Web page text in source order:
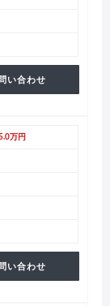
い合わせ
万円
い合わせ